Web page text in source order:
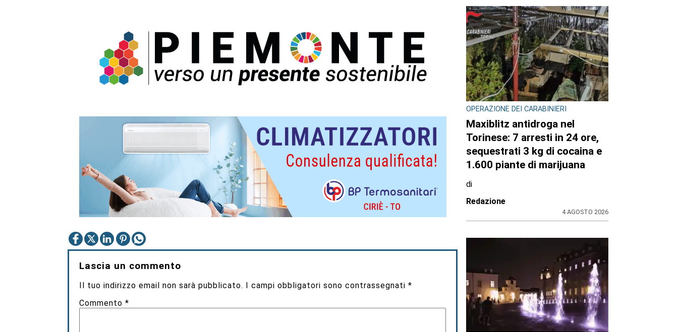
Lascia un commento
Il tuo indirizzo email non sarà pubblicato. I campi obbligatori sono contrassegnati*
Commento*
OPERAZIONE DEI CARABINIERI
Maxiblitz antidroga nel
Torinese: 7 arresti in 24 ore,
sequestrati 3 kg di cocaina e
1.600 piante di marijuana
di
Redazione
4 AGOSTO 2026